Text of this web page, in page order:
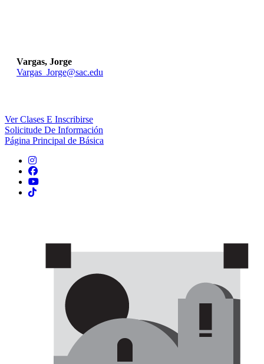
Vargas, Jorge
Vargas_Jorge@sac.edu
Ver Clases E Inscribirse
Solicitude De Información
Página Principal de Básica
Instagram
Facebook
YouTube
TikTok